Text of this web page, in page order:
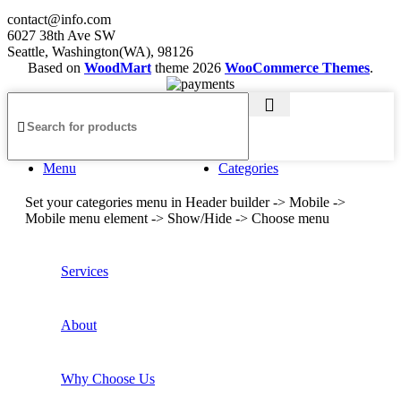
contact@info.com
6027 38th Ave SW
Seattle, Washington(WA), 98126
Based on WoodMart theme 2026 WooCommerce Themes.
Menu Categories
Set your categories menu in Header builder -> Mobile ->
Mobile menu element -> Show/Hide -> Choose menu
Services
About
Why Choose Us